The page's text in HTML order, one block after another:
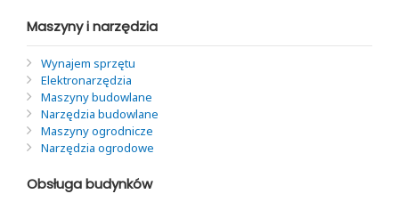
Maszyny i narzędzia
Wynajem sprzętu
Elektronarzędzia
Maszyny budowlane
Narzędzia budowlane
Maszyny ogrodnicze
Narzędzia ogrodowe
Obsługa budynków